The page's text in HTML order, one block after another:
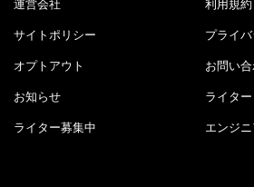
運営会社 利用規約
サイトポリシー プライ
オプトアウト お問い
お知らせ ライタ
ライター募集中 エンジ